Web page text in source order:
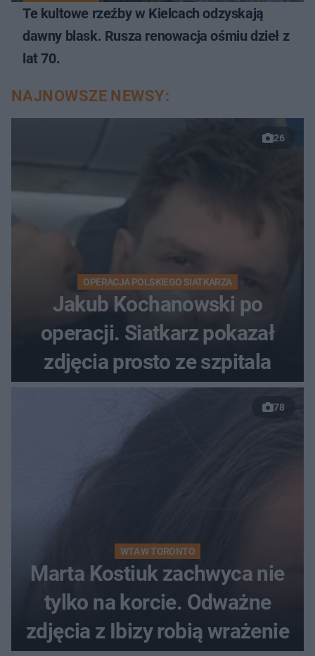
Te kultowe rzeźby w Kielcach odzyskają
dawny blask. Rusza renowacja ośmiu dzieł z
lat 70.
NAJNOWSZE NEWSY:
26
OPERACJA POLSKIEGO SIATKARZA
Jakub Kochanowski po
operacji. Siatkarz pokazał
zdjęcia prosto ze szpitala
78
WTA W TORONTO
Marta Kostiuk zachwyca nie
tylko na korcie. Odważne
zdjęcia z Ibizy robią wrażenie